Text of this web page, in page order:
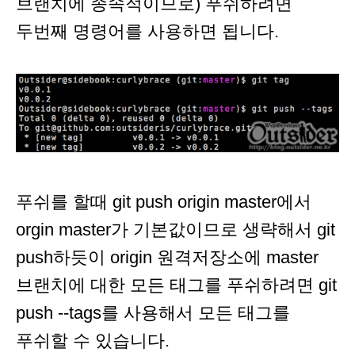
두번째 명령어를 사용하면 됩니다.
푸쉬를 할때 git push origin master에서
orgin master가 기본값이므로 생략해서 git
push하듯이 origin 원격저장소에 master
브랜치에 대한 모든 태그를 푸쉬하려면 git
push --tags를 사용해서 모든 태그를
푸쉬할 수 있습니다.